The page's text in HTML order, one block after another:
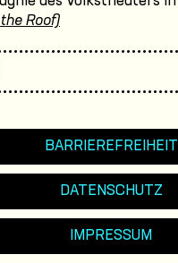
Roof)
BARRIEREFREIHEIT
DATENSCHUTZ
IMPRESSUM